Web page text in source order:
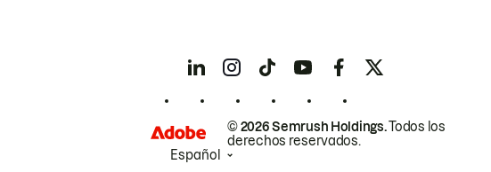
© 2026 Semrush Holdings.Todos los
derechos reservados.
Español